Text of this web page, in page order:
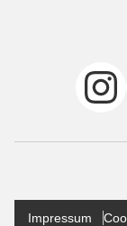
Impressum